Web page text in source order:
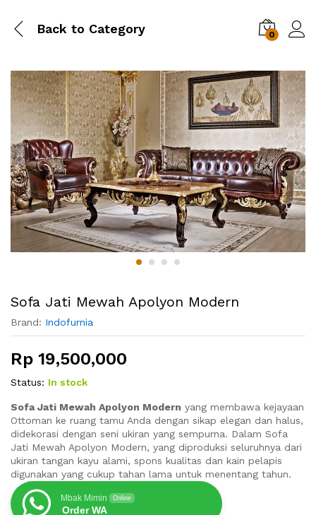
Back to Category 0
Sofa Jati Mewah Apolyon Modern
Brand: Indofurnia
Rp 19,500,000
Status: In stock
Sofa Jati Mewah Apolyon Modern yang membawa kejayaan
Ottoman ke ruang tamu Anda dengan sikap elegan dan halus,
didekorasi dengan seni ukiran yang sempurna. Dalam Sofa
Jati Mewah Apolyon Modern, yang diproduksi seluruhnya dari
ukiran tangan kayu alami, spons kualitas dan kain pelapis
digunakan yang cukup tahan lama untuk menentang tahun.
Mbak Mimin Online
Order WA